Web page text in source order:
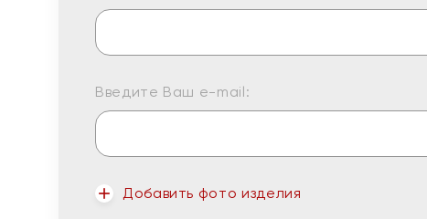
Введите Ваш e-mail:
Добавить фото изделия